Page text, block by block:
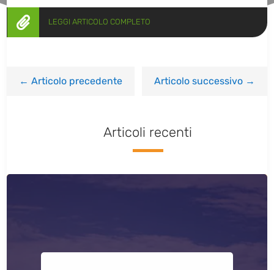
 LEGGI ARTICOLO COMPLETO
←Articolo precedente Articolo successivo→
Articoli recenti